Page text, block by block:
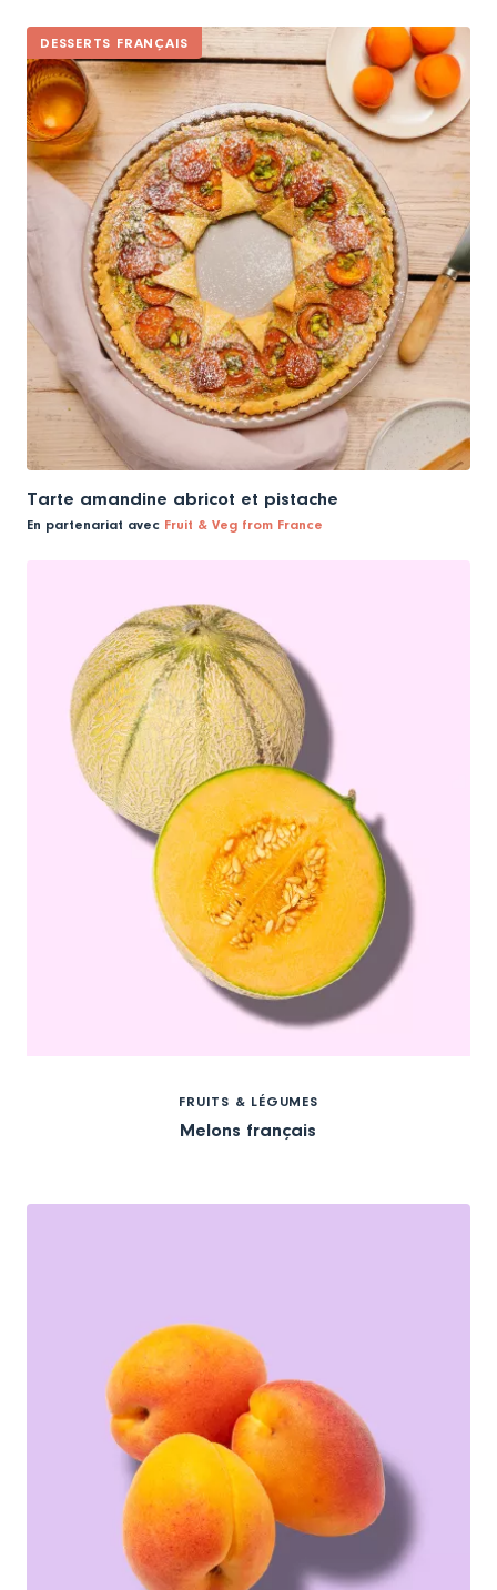
DESSERTS FRANÇAIS
Tarte amandine abricot et pistache
En partenariat avec Fruit & Veg from France
FRUITS & LÉGUMES
Melons français